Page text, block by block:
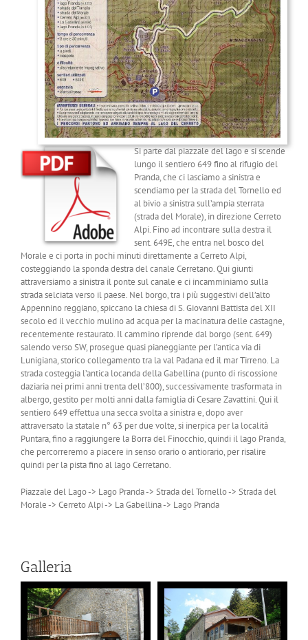
Si parte dal piazzale del lago e si scende
lungo il sentiero 649 fino al rifugio del
Pranda, che ci lasciamo a sinistra e
scendiamo per la strada del Tornello ed
al bivio a sinistra sull’ampia sterrata
(strada del Morale), in direzione Cerreto
Alpi. Fino ad incontrare sulla destra il
sent. 649E, che entra nel bosco del
Morale e ci porta in pochi minuti direttamente a Cerreto Alpi,
costeggiando la sponda destra del canale Cerretano. Qui giunti
attraversiamo a sinistra il ponte sul canale e ci incamminiamo sulla
strada selciata verso il paese. Nel borgo, tra i più suggestivi dell’alto
Appennino reggiano, spiccano la chiesa di S. Giovanni Battista del XII
secolo ed il vecchio mulino ad acqua per la macinatura delle castagne,
recentemente restaurato. Il cammino riprende dal borgo (sent. 649)
salendo verso SW, prosegue quasi pianeggiante per l’antica via di
Lunigiana, storico collegamento tra la val Padana ed il mar Tirreno. La
strada costeggia l’antica locanda della Gabellina (punto di riscossione
daziaria nei primi anni trenta dell’800), successivamente trasformata in
albergo, gestito per molti anni dalla famiglia di Cesare Zavattini. Qui il
sentiero 649 effettua una secca svolta a sinistra e, dopo aver
attraversato la statale n° 63 per due volte, si inerpica per la località
Puntara, fino a raggiungere la Borra del Finocchio, quindi il lago Pranda,
che percorreremo a piacere in senso orario o antiorario, per risalire
quindi per la pista fino al lago Cerretano.
Piazzale del Lago -> Lago Pranda -> Strada del Tornello -> Strada del
Morale -> Cerreto Alpi -> La Gabellina -> Lago Pranda
Galleria